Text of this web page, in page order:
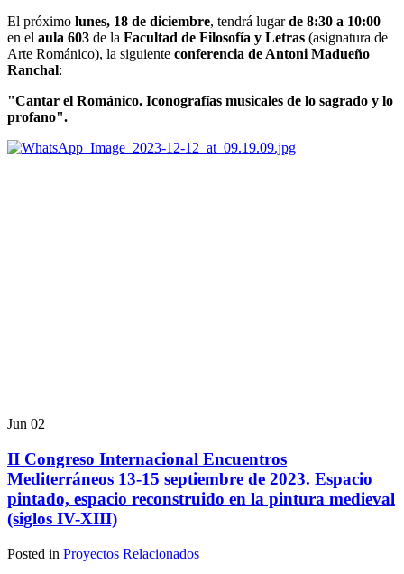
El próximo lunes, 18 de diciembre, tendrá lugarde 8:30 a 10:00
en el aula 603 de la Facultad de Filosofía y Letras (asignatura de
Arte Románico), la siguiente conferencia de Antoni Madueño
Ranchal:
"Cantar el Románico. Iconografías musicales de lo sagrado y lo
profano".
Jun 02
II Congreso Internacional Encuentros
Mediterráneos 13-15 septiembre de 2023. Espacio
pintado, espacio reconstruido en la pintura medieval
(siglos IV-XIII)
Posted in Proyectos Relacionados